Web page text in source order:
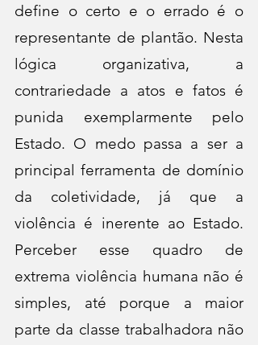
define o certo e o errado é o
representante de plantão. Nesta
lógica organizativa, a
contrariedade a atos e fatos é
punida exemplarmente pelo
Estado. O medo passa a ser a
principal ferramenta de domínio
da coletividade, já que a
violência é inerente ao Estado.
Perceber esse quadro de
extrema violência humana não é
simples, até porque a maior
parte da classe trabalhadora não